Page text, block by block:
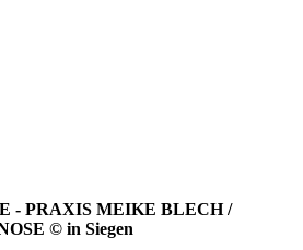
- PRAXIS MEIKE BLECH /
© in Siegen